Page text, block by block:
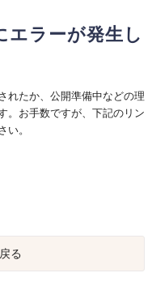
エラーが発生し
れたか、公開準備中などの理
。お手数ですが、下記のリン
い。
る